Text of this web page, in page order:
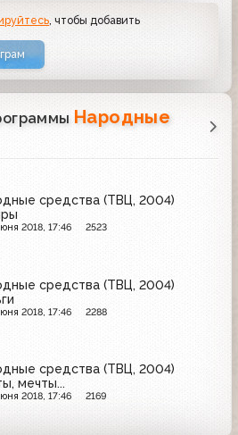
, чтобы добавить
Народные
средства (ТВЦ, 2004)
2018, 17:46 2523
средства (ТВЦ, 2004)
2018, 17:46 2288
средства (ТВЦ, 2004)
мечты...
2018, 17:46 2169